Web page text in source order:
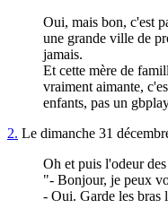
Oui, mais bon, c'est
une grande ville de
jamais.
Et cette mère de
vraiment aimante,
enfants, pas un
2. Le dimanche 31
Oh et puis l'odeur
"- Bonjour, je peux
- Oui. Garde les bras